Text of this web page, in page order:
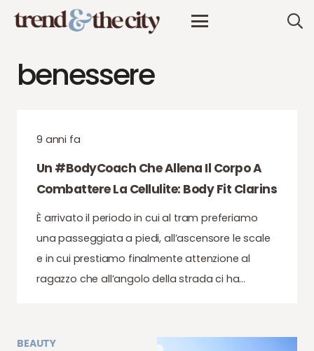
benessere
9 anni fa
Un #BodyCoach Che Allena Il Corpo A
Combattere La Cellulite: Body Fit Clarins
È arrivato il periodo in cui al tram preferiamo
una passeggiata a piedi, all’ascensore le scale
e in cui prestiamo finalmente attenzione al
ragazzo che all’angolo della strada ci ha…
BEAUTY